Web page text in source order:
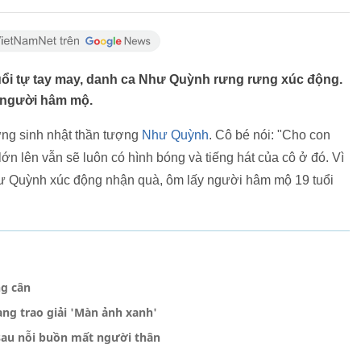
tự tay may, danh ca Như Quỳnh rưng rưng xúc động.
hâm mộ.
sinh nhật thần tượng Như Quỳnh. Cô bé nói: "Cho con
lên vẫn sẽ luôn có hình bóng và tiếng hát của cô ở đó. Vì
Quỳnh xúc động nhận quà, ôm lấy người hâm mộ 19 tuổi
cân
trao giải 'Màn ảnh xanh'
nỗi buồn mất người thân